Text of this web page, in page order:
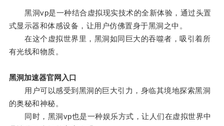
黑洞vp是一种结合虚拟现实技术的全新体验，通过头置
式显示器和体感设备，让用户仿佛置身于黑洞之中。
在这个虚拟世界里，黑洞如同巨大的吞噬者，吸引着所
有光线和物质。
黑洞加速器官网入口
用户可以感受到黑洞的巨大引力，身临其境地探索黑洞
的奥秘和神秘。
同时，黑洞vp也是一种娱乐方式，让人们在虚拟世界中